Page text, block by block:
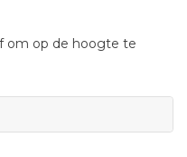
om op de hoogte te